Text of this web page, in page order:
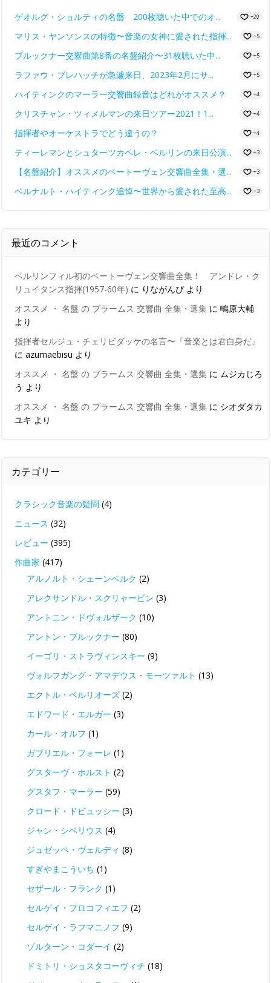
ゲオルグ・ショルティの名盤 200枚聴いた中でのオ... +20
マリス・ヤンソンスの特徴〜音楽の女神に愛された指揮... +5
ブルックナー交響曲第8番の名盤紹介〜31枚聴いた中... +5
ラファウ・ブレハッチが急遽来日、2023年2月にサ... +5
ハイティンクのマーラー交響曲録音はどれがオススメ？ +4
クリスチャン・ツィメルマンの来日ツアー2021！1... +4
指揮者やオーケストラでどう違うの？ +4
ティーレマンとシュターツカペレ・ベルリンの来日公演... +3
【名盤紹介】オススメのベートーヴェン交響曲全集・選... +3
ベルナルト・ハイティンク追悼〜世界から愛された至高... +3
最近のコメント
ベルリンフィル初のベートーヴェン交響曲全集！ アンドレ・ク
リュイタンス指揮(1957-60年) に りながんぴより
オススメ ・ 名盤 の ブラームス 交響曲 全集・選集 に 鴫原大輔
より
指揮者セルジュ・チェリビダッケの名言〜『音楽とは君自身だ』
に azumaebisu より
オススメ ・ 名盤 の ブラームス 交響曲 全集・選集 に ムジカじろ
う より
オススメ ・ 名盤 の ブラームス 交響曲 全集・選集 に シオダタカ
ユキ より
カテゴリー
クラシック音楽の疑問 (4)
ニュース (32)
レビュー (395)
作曲家 (417)
アルノルト・シェーンベルク (2)
アレクサンドル・スクリャービン (3)
アントニン・ドヴォルザーク (10)
アントン・ブルックナー (80)
イーゴリ・ストラヴィンスキー (9)
ヴォルフガング・アマデウス・モーツァルト (13)
エクトル・ベルリオーズ (2)
エドワード・エルガー (3)
カール・オルフ (1)
ガブリエル・フォーレ (1)
グスターヴ・ホルスト (2)
グスタフ・マーラー (59)
クロード・ドビュッシー (3)
ジャン・シベリウス (4)
ジュゼッペ・ヴェルディ (8)
すぎやまこういち (1)
セザール・フランク (1)
セルゲイ・プロコフィエフ (2)
セルゲイ・ラフマニノフ (9)
ゾルターン・コダーイ (2)
ドミトリ・ショスタコーヴィチ (18)